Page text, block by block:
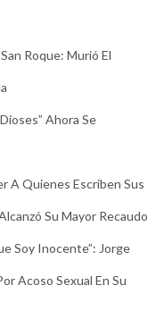
Roque: Murió El
Ahora Se
A Quienes Escriben Sus
Su Mayor Recaudo
Soy Inocente”: Jorge
Acoso Sexual En Su